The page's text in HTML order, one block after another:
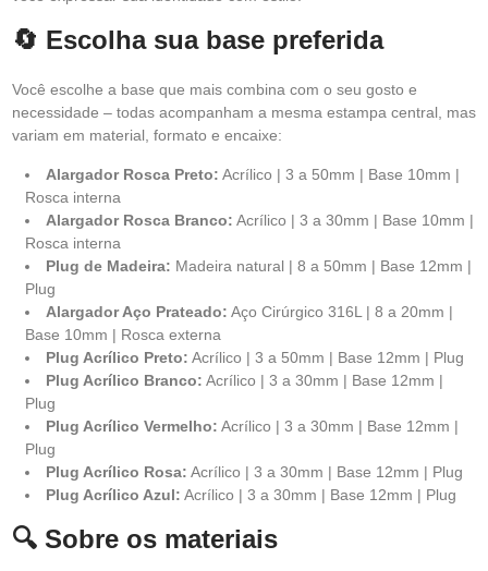
🔄 Escolha sua base preferida
Você escolhe a base que mais combina com o seu gosto e
necessidade – todas acompanham a mesma estampa central, mas
variam em material, formato e encaixe:
Alargador Rosca Preto: Acrílico | 3 a 50mm | Base 10mm |
Rosca interna
Alargador Rosca Branco: Acrílico | 3 a 30mm | Base 10mm |
Rosca interna
Plug de Madeira: Madeira natural | 8 a 50mm | Base 12mm |
Plug
Alargador Aço Prateado: Aço Cirúrgico 316L | 8 a 20mm |
Base 10mm | Rosca externa
Plug Acrílico Preto: Acrílico | 3 a 50mm | Base 12mm | Plug
Plug Acrílico Branco: Acrílico | 3 a 30mm | Base 12mm |
Plug
Plug Acrílico Vermelho: Acrílico | 3 a 30mm | Base 12mm |
Plug
Plug Acrílico Rosa: Acrílico | 3 a 30mm | Base 12mm | Plug
Plug Acrílico Azul: Acrílico | 3 a 30mm | Base 12mm | Plug
🔍 Sobre os materiais